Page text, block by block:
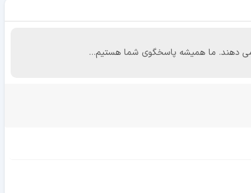
می دهند. ما همیشه پاسخگوی شما هستیم...